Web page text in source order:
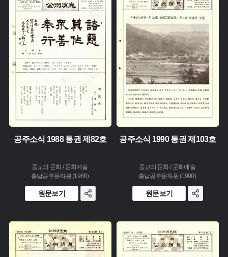
주제 :
유형 :
생산 :
소장 :
공주소식 1988 통권 제82호
종교와 문화 / 문화예술
충남공주문화원 (1988)
원문보기
유형 :
생산 :
소장 :
공주소식 1990 통권 제103호
종교와 문화 / 문화예술
충남공주문화원 (1990)
원문보기
주제 :
주제 :